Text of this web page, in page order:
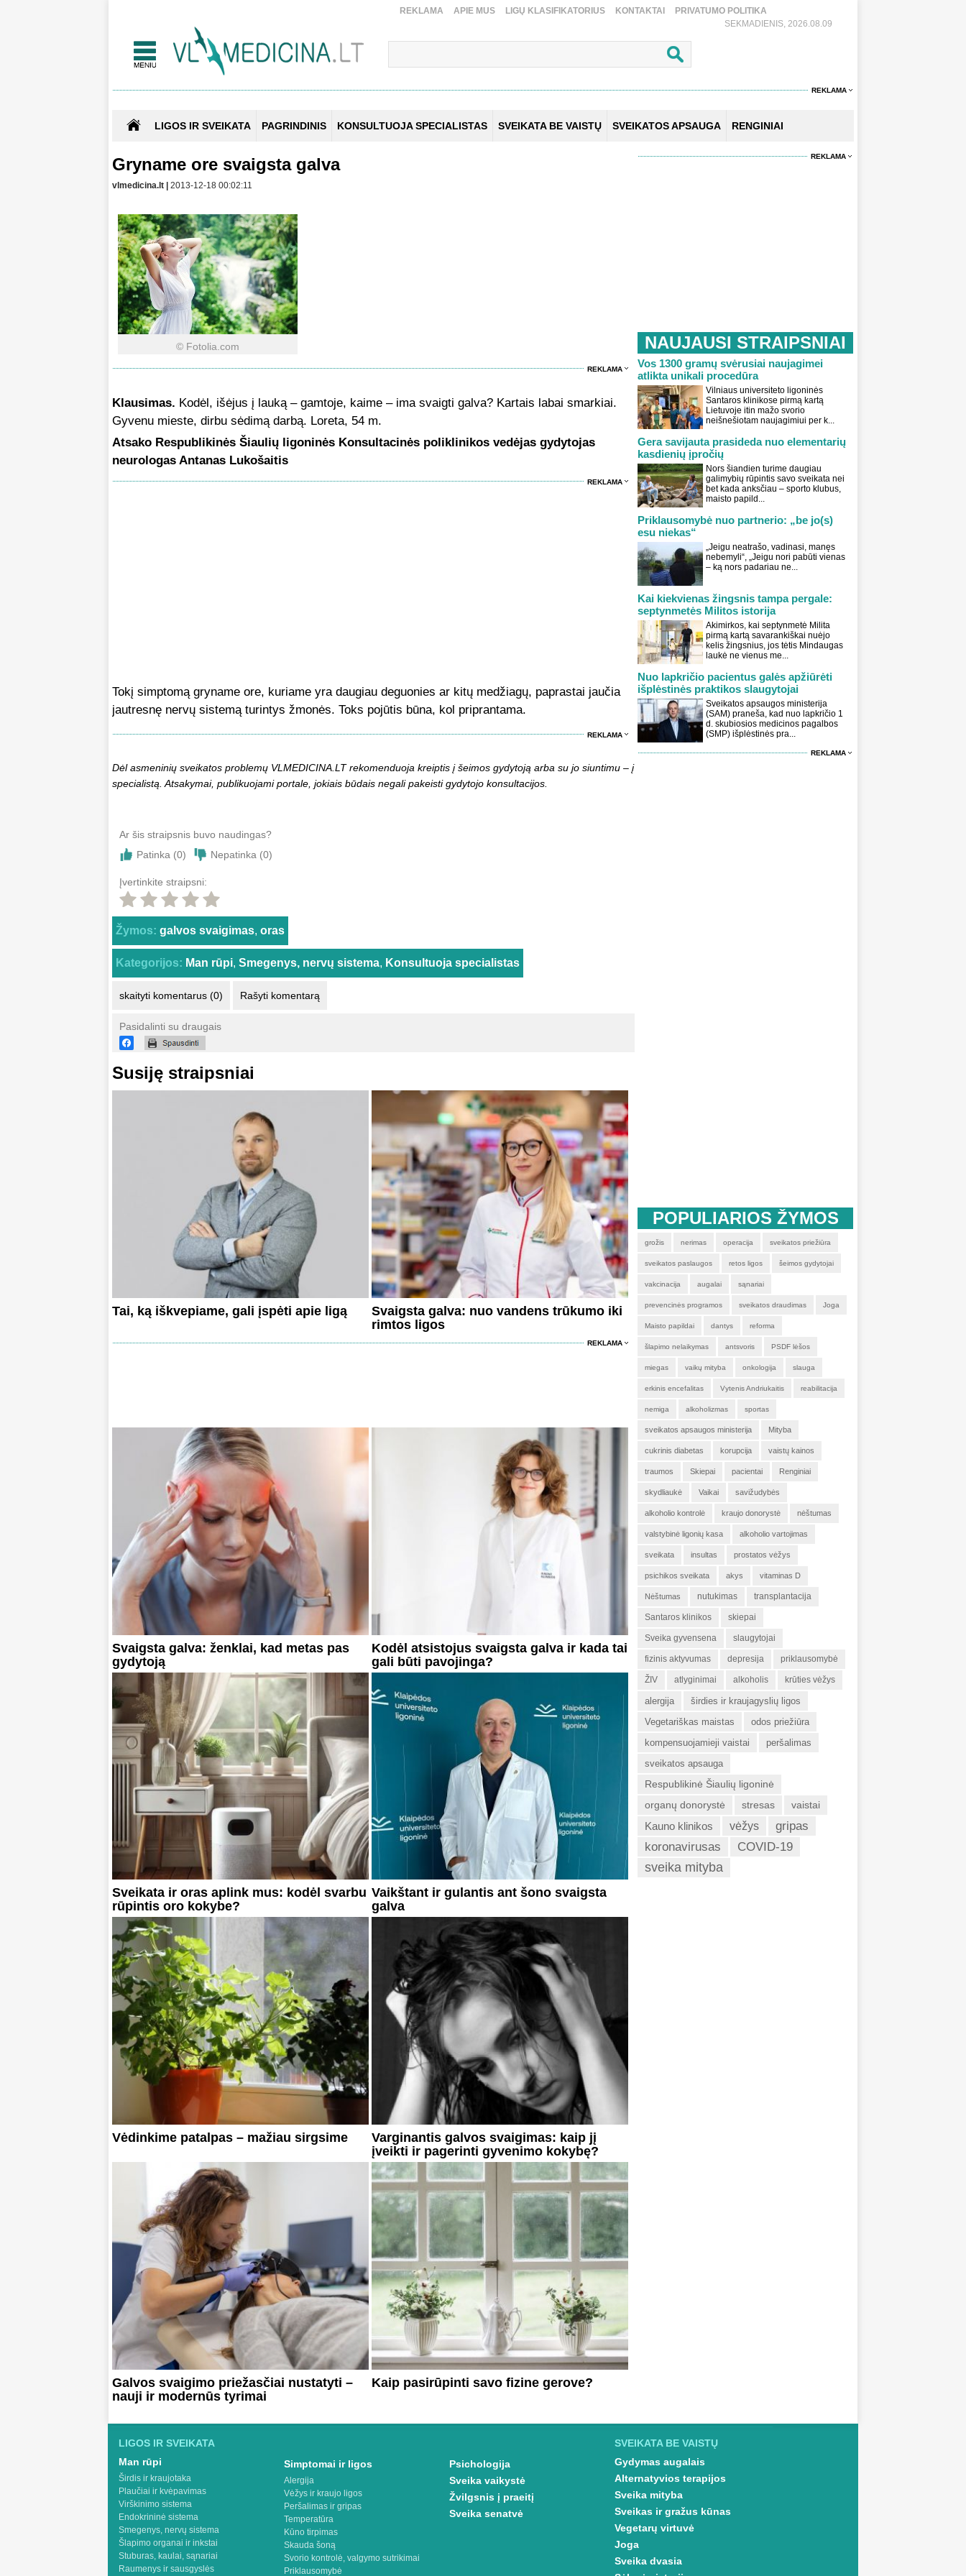
REKLAMA APIE MUS LIGŲ KLASIFIKATORIUS KONTAKTAI
PRIVATUMO POLITIKA
SEKMADIENIS, 2026.08.09
REKLAMA
LIGOS IR SVEIKATA PAGRINDINIS KONSULTUOJA SPECIALISTAS SVEIKATA BE VAISTŲ SVEIKATOS APSAUGA RENGINIAI
Gryname ore svaigsta galva
vlmedicina.lt | 2013-12-18 00:02:11
© Fotolia.com
REKLAMA
Klausimas. Kodėl, išėjus į lauką – gamtoje, kaime – ima svaigti galva? Kartais labai smarkiai.
Gyvenu mieste, dirbu sėdimą darbą. Loreta, 54 m.
Atsako Respublikinės Šiaulių ligoninės Konsultacinės poliklinikos vedėjas gydytojas
neurologas Antanas Lukošaitis
REKLAMA
Tokį simptomą gryname ore, kuriame yra daugiau deguonies ar kitų medžiagų, paprastai jaučia
jautresnę nervų sistemą turintys žmonės. Toks pojūtis būna, kol priprantama.
REKLAMA
Dėl asmeninių sveikatos problemų VLMEDICINA.LT rekomenduoja kreiptis į šeimos gydytoją arba su jo siuntimu – į
specialistą. Atsakymai, publikuojami portale, jokiais būdais negali pakeisti gydytojo konsultacijos.
Ar šis straipsnis buvo naudingas?
Patinka (0) Nepatinka (0)
Įvertinkite straipsni:
Žymos: galvos svaigimas, oras
Kategorijos: Man rūpi, Smegenys, nervų sistema, Konsultuoja specialistas
skaityti komentarus (0) Rašyti komentarą
Pasidalinti su draugais
Susiję straipsniai
Tai, ką iškvepiame, gali įspėti apie ligą
Svaigsta galva: nuo vandens trūkumo iki
rimtos ligos
REKLAMA
Svaigsta galva: ženklai, kad metas pas
gydytoją
Kodėl atsistojus svaigsta galva ir kada tai
gali būti pavojinga?
Sveikata ir oras aplink mus: kodėl svarbu
rūpintis oro kokybe?
Vaikštant ir gulantis ant šono svaigsta
galva
Vėdinkime patalpas – mažiau sirgsime
Varginantis galvos svaigimas: kaip jį
įveikti ir pagerinti gyvenimo kokybę?
Galvos svaigimo priežasčiai nustatyti –
nauji ir modernūs tyrimai
Kaip pasirūpinti savo fizine gerove?
REKLAMA
NAUJAUSI STRAIPSNIAI
Vos 1300 gramų svėrusiai naujagimei
atlikta unikali procedūra
Vilniaus universiteto ligoninės
Santaros klinikose pirmą kartą
Lietuvoje itin mažo svorio
neišnešiotam naujagimiui per k...
Gera savijauta prasideda nuo elementarių
kasdienių įpročių
Nors šiandien turime daugiau
galimybių rūpintis savo sveikata nei
bet kada anksčiau – sporto klubus,
maisto papild...
Priklausomybė nuo partnerio: „be jo(s)
esu niekas“
„Jeigu neatrašo, vadinasi, manęs
nebemyli“, „Jeigu nori pabūti vienas
– ką nors padariau ne...
Kai kiekvienas žingsnis tampa pergale:
septynmetės Militos istorija
Akimirkos, kai septynmetė Milita
pirmą kartą savarankiškai nuėjo
kelis žingsnius, jos tėtis Mindaugas
laukė ne vienus me...
Nuo lapkričio pacientus galės apžiūrėti
išplėstinės praktikos slaugytojai
Sveikatos apsaugos ministerija
(SAM) praneša, kad nuo lapkričio 1
d. skubiosios medicinos pagalbos
(SMP) išplėstinės pra...
REKLAMA
POPULIARIOS ŽYMOS
grožis nerimas operacija sveikatos priežiūra
sveikatos paslaugos retos ligos šeimos gydytojai
vakcinacija augalai sąnariai
prevencinės programos sveikatos draudimas Joga
Maisto papildai dantys reforma
šlapimo nelaikymas antsvoris PSDF lėšos
miegas vaikų mityba onkologija slauga
erkinis encefalitas Vytenis Andriukaitis reabilitacija
nemiga alkoholizmas sportas
sveikatos apsaugos ministerija Mityba
cukrinis diabetas korupcija vaistų kainos
traumos Skiepai pacientai Renginiai
skydliaukė Vaikai savižudybės
alkoholio kontrolė kraujo donorystė nėštumas
valstybinė ligonių kasa alkoholio vartojimas
sveikata insultas prostatos vėžys
psichikos sveikata akys vitaminas D
Nėštumas nutukimas transplantacija
Santaros klinikos skiepai
Sveika gyvensena slaugytojai
fizinis aktyvumas depresija priklausomybė
ŽIV atlyginimai alkoholis krūties vėžys
alergija
širdies ir kraujagyslių ligos
Vegetariškas maistas
odos priežiūra
kompensuojamieji vaistai
peršalimas
sveikatos apsauga
Respublikinė Šiaulių ligoninė
organų donorystė
stresas vaistai
Kauno klinikos vėžys
gripas
koronavirusas
COVID-19
sveika mityba
LIGOS IR SVEIKATA
Man rūpi
Širdis ir kraujotaka
Plaučiai ir kvėpavimas
Virškinimo sistema
Endokrininė sistema
Smegenys, nervų sistema
Šlapimo organai ir inkstai
Stuburas, kaulai, sąnariai
Raumenys ir sausgyslės
Simptomai ir ligos
Alergija
Vėžys ir kraujo ligos
Peršalimas ir gripas
Temperatūra
Kūno tirpimas
Skauda šoną
Svorio kontrolė, valgymo sutrikimai
Priklausomybė
Psichologija
Sveika vaikystė
Žvilgsnis į praeitį
Sveika senatvė
SVEIKATA BE VAISTŲ
Gydymas augalais
Alternatyvios terapijos
Sveika mityba
Sveikas ir gražus kūnas
Vegetarų virtuvė
Joga
Sveika dvasia